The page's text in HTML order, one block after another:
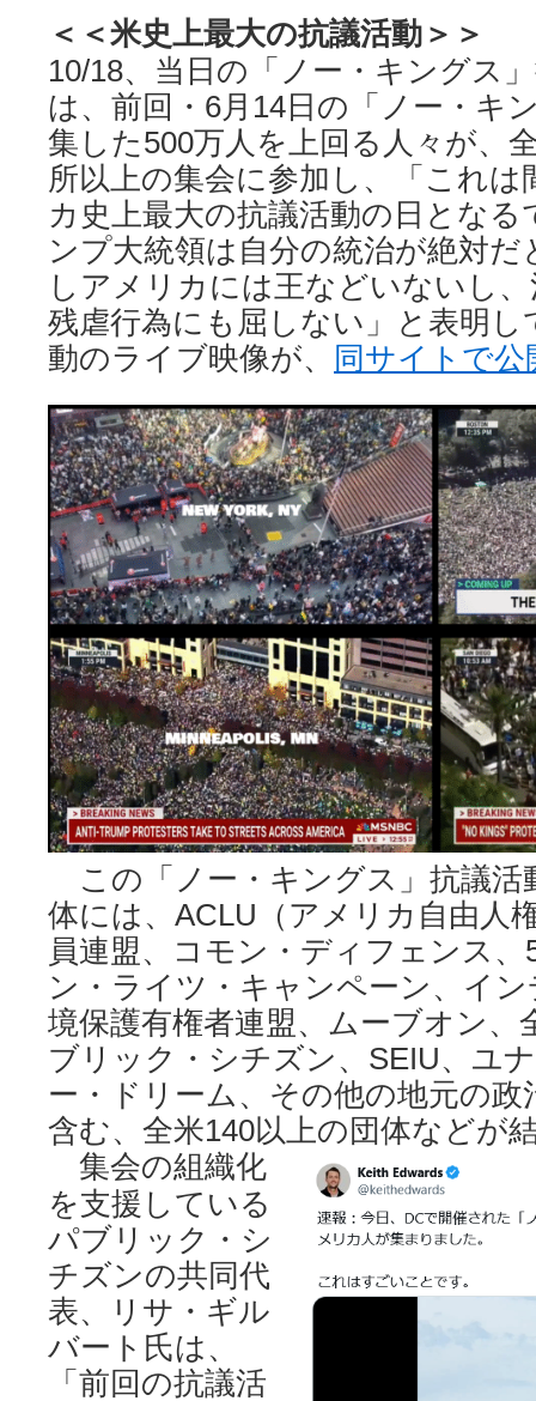
＜＜米史上最大の抗議活動＞＞
10/18、当日の「ノー・キングス
は、前回・6月14日の「ノー・キ
集した500万人を上回る人々が、
所以上の集会に参加し、「これ
カ史上最大の抗議活動の日とな
ンプ大統領は自分の統治が絶対
しアメリカには王などいないし
残虐行為にも屈しない」と表明
動のライブ映像が、
同サイトで
この「ノー・キングス」抗議活
体には、ACLU（アメリカ自由人
員連盟、コモン・ディフェンス、
ン・ライツ・キャンペーン、イ
境保護有権者連盟、ムーブオン、
ブリック・シチズン、SEIU、ユ
ー・ドリーム、その他の地元の政
含む、全米140以上の団体などが
集会の組織化
を支援している
パブリック・シ
チズンの共同代
表、リサ・ギル
バート氏は、
「前回の抗議活